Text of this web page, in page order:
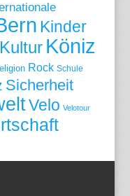
Kinder
Kultur Köniz
Rock Schule
Sicherheit
Velo Velotour